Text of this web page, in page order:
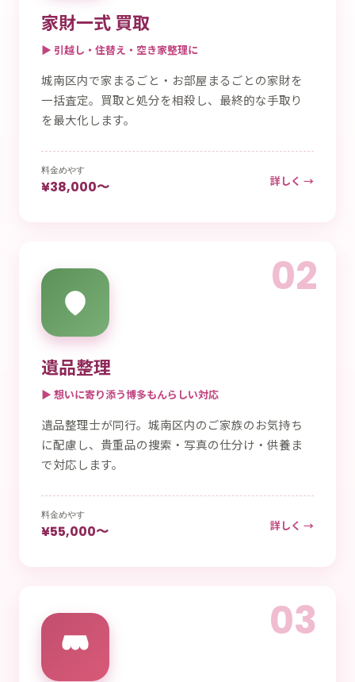
家財一式 買取
▶ 引越し・住替え・空き家整理に
城南区内で家まるごと・お部屋まるごとの家財を
一括査定。買取と処分を相殺し、最終的な手取り
を最大化します。
料金めやす
¥38,000〜 詳しく →
02
遺品整理
▶ 想いに寄り添う博多もんらしい対応
遺品整理士が同行。城南区内のご家族のお気持ち
に配慮し、貴重品の捜索・写真の仕分け・供養ま
で対応します。
料金めやす
¥55,000〜 詳しく →
03